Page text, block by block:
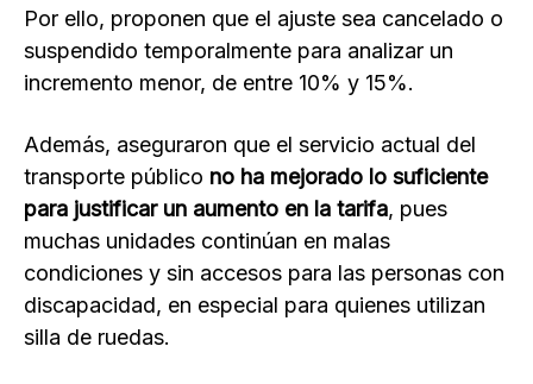
Por ello, proponen que el ajuste sea cancelado o
suspendido temporalmente para analizar un
incremento menor, de entre 10% y 15%.
Además, aseguraron que el servicio actual del
transporte público no ha mejorado lo suficiente
para justificar un aumento en la tarifa, pues
muchas unidades continúan en malas
condiciones y sin accesos para las personas con
discapacidad, en especial para quienes utilizan
silla de ruedas.